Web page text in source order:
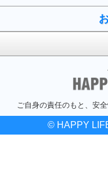
ご自身の責任のもと、安
© HAPPY